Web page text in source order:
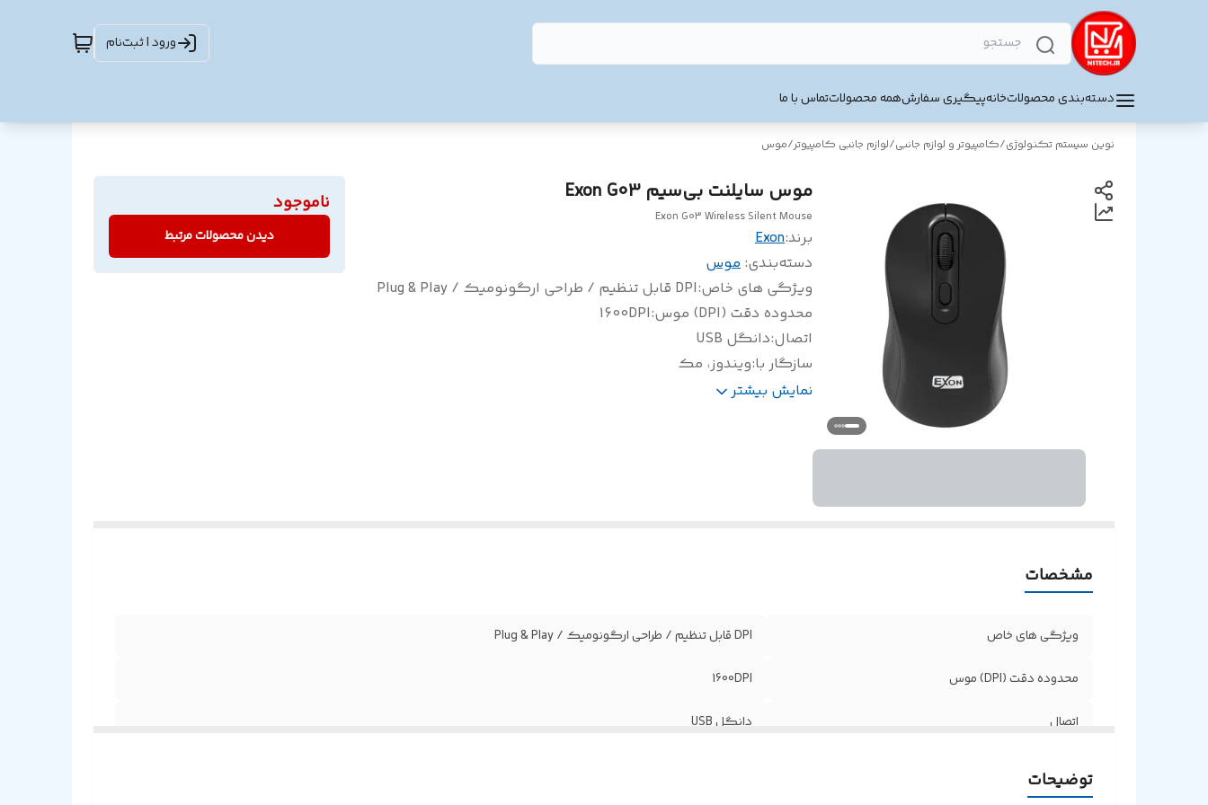
ورود | ثبت‌نام
دسته‌بندی محصولاتخانهپیگیری سفارشهمه محصولاتتماس با ما
نوین سیستم تکنولوژی/کامپیوتر و لوازم جانبی/لوازم جانبی کامپیوتر/موس
موس سایلنت بی‌سیم Exon G03
Exon G03 Wireless Silent Mouse
برند:Exon
دسته‌بندی: موس
ویژگی های خاص:DPI قابل تنظیم / طراحی ارگونومیک / Plug & Play
محدوده دقت (DPI) موس
:
1600DPI
اتصال:دانگل USB
سازگار با:ویندوز، مک
برد اتصال بلوتوث
نمایش بیشتر
ناموجود
دیدن محصولات مرتبط
مشخصات
ویژگی های خاص DPI قابل تنظیم / طراحی ارگونومیک / Plug & Play
محدوده دقت (DPI) موس 1600DPI
اتصال دانگل USB
توضیحات